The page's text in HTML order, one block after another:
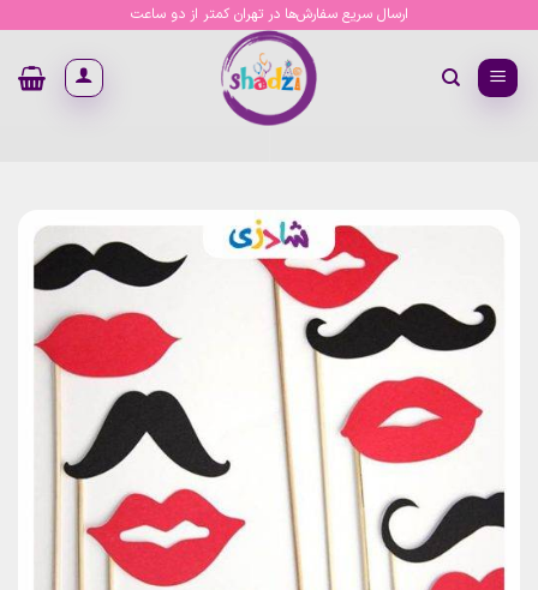
content
ارسال سریع سفارش‌ها در تهران کمتر از دو ساعت